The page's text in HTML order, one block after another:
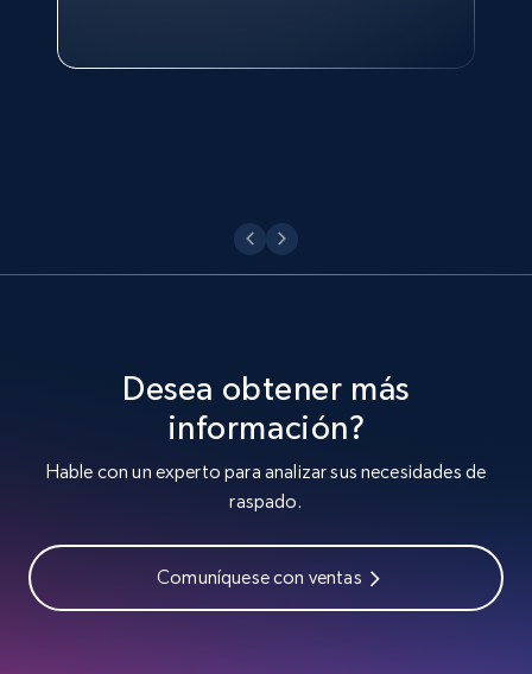
Desea obtener más
información?
Hable con un experto para analizar sus necesidades de
raspado.
Comuníquese con ventas